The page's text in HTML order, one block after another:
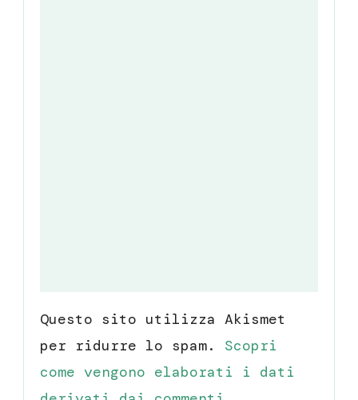
Questo sito utilizza Akismet
per ridurre lo spam. Scopri
come vengono elaborati i dati